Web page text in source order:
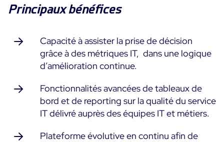
Principaux bénéfices
Capacité à assister la prise de décision
grâce à des métriques IT, dans une logique
d’amélioration continue.
Fonctionnalités avancées de tableaux de
bord et de reporting sur la qualité du service
IT délivré auprès des équipes IT et métiers.
Plateforme évolutive en continu afin de